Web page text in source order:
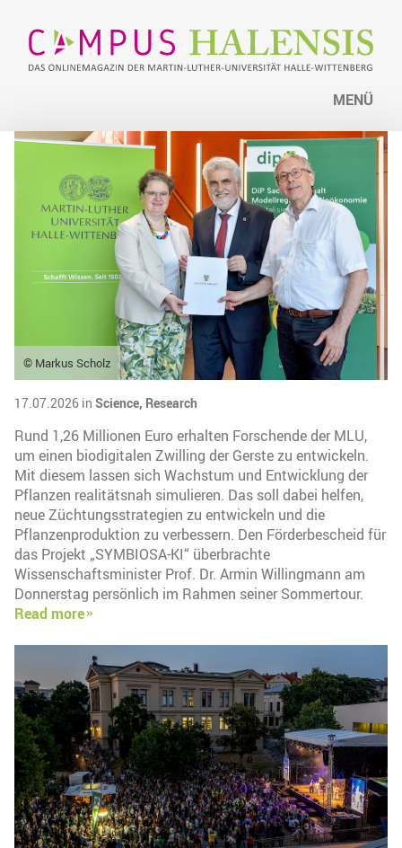
MENÜ
© Markus Scholz
17.07.2026 in Science, Research
Rund 1,26 Millionen Euro erhalten Forschende der MLU,
um einen biodigitalen Zwilling der Gerste zu entwickeln.
Mit diesem lassen sich Wachstum und Entwicklung der
Pflanzen realitätsnah simulieren. Das soll dabei helfen,
neue Züchtungsstrategien zu entwickeln und die
Pflanzenproduktion zu verbessern. Den Förderbescheid für
das Projekt „SYMBIOSA-KI“ überbrachte
Wissenschaftsminister Prof. Dr. Armin Willingmann am
Donnerstag persönlich im Rahmen seiner Sommertour.
Read more